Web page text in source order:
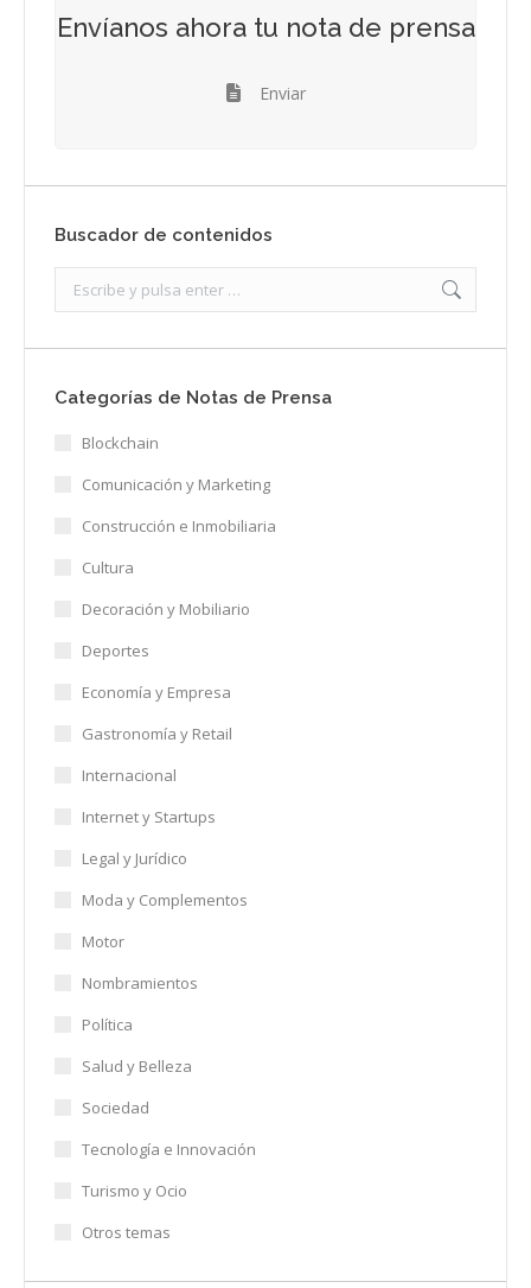
Envíanos ahora tu nota de prensa
Enviar
Buscador de contenidos
Categorías de Notas de Prensa
Blockchain
Comunicación y Marketing
Construcción e Inmobiliaria
Cultura
Decoración y Mobiliario
Deportes
Economía y Empresa
Gastronomía y Retail
Internacional
Internet y Startups
Legal y Jurídico
Moda y Complementos
Motor
Nombramientos
Política
Salud y Belleza
Sociedad
Tecnología e Innovación
Turismo y Ocio
Otros temas